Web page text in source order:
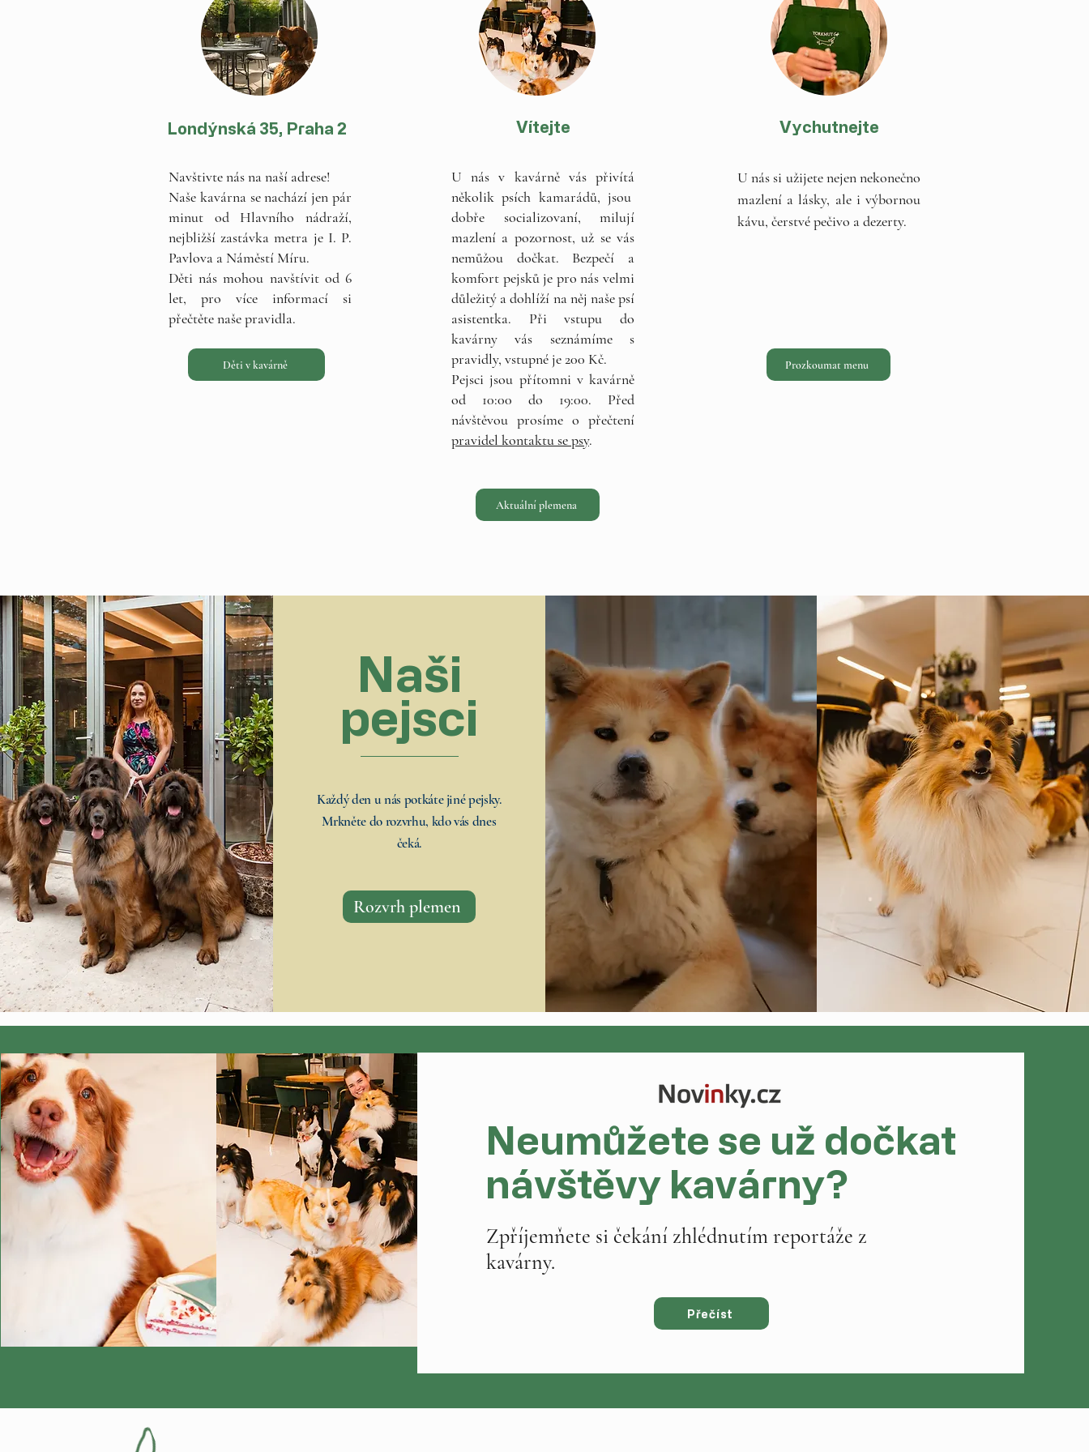
Londýnská 35, Praha 2
Navštivte nás na naší adrese!
Naše kavárna se nachází jen pár
minut od Hlavního nádraží,
nejbližší zastávka metra je I. P.
Pavlova a Náměstí Míru.
Děti nás mohou navštívit od 6
let, pro více informací si
přečtěte naše pravidla.
Děti v kavárně
Vítejte
U nás v kavárně vás přivítá
několik psích kamarádů, jsou
dobře socializovaní, milují
mazlení a pozornost, už se vás
nemůžou dočkat. Bezpečí a
komfort pejsků je pro nás velmi
důležitý a dohlíží na něj naše psí
asistentka. Při vstupu do
kavárny vás seznámíme s
pravidly, vstupné je 200 Kč.
Pejsci jsou přítomni v kavárně
od 10:00 do 19:00. Před
návštěvou prosíme o přečtení
pravidel kontaktu se psy.
Vychutnejte
U nás si užijete nejen nekonečno
mazlení a lásky, ale i výbornou
kávu, čerstvé pečivo a dezerty.
Prozkoumat menu
Aktuální plemena
Naši
pejsci
Každý den u nás potkáte jiné pejsky.
Mrkněte do rozvrhu, kdo vás dnes
čeká.
Rozvrh plemen
Neumůžete se už dočkat
návštěvy kavárny?
Zpříjemňete si čekání zhlédnutím reportáže z
kavárny.
Přečíst